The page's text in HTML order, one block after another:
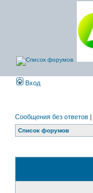
Вход
Сообщения без ответов |
Список форумов